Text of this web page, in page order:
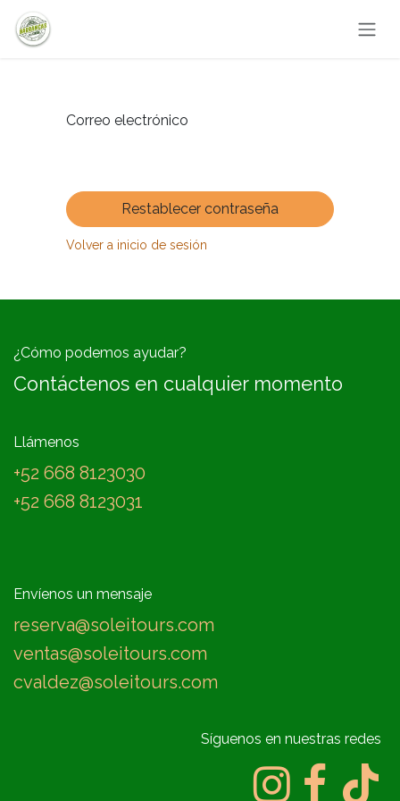
Correo electrónico
Restablecer contraseña
Volver a inicio de sesión
¿Cómo podemos ayudar?
Contáctenos en cualquier momento
Llámenos
+52 668 8123030
+52 668 8123031
Envíenos un mensaje
reserva@soleitours.com
ventas@soleitours.com
cvaldez@soleitours.com
Síguenos en nuestras redes